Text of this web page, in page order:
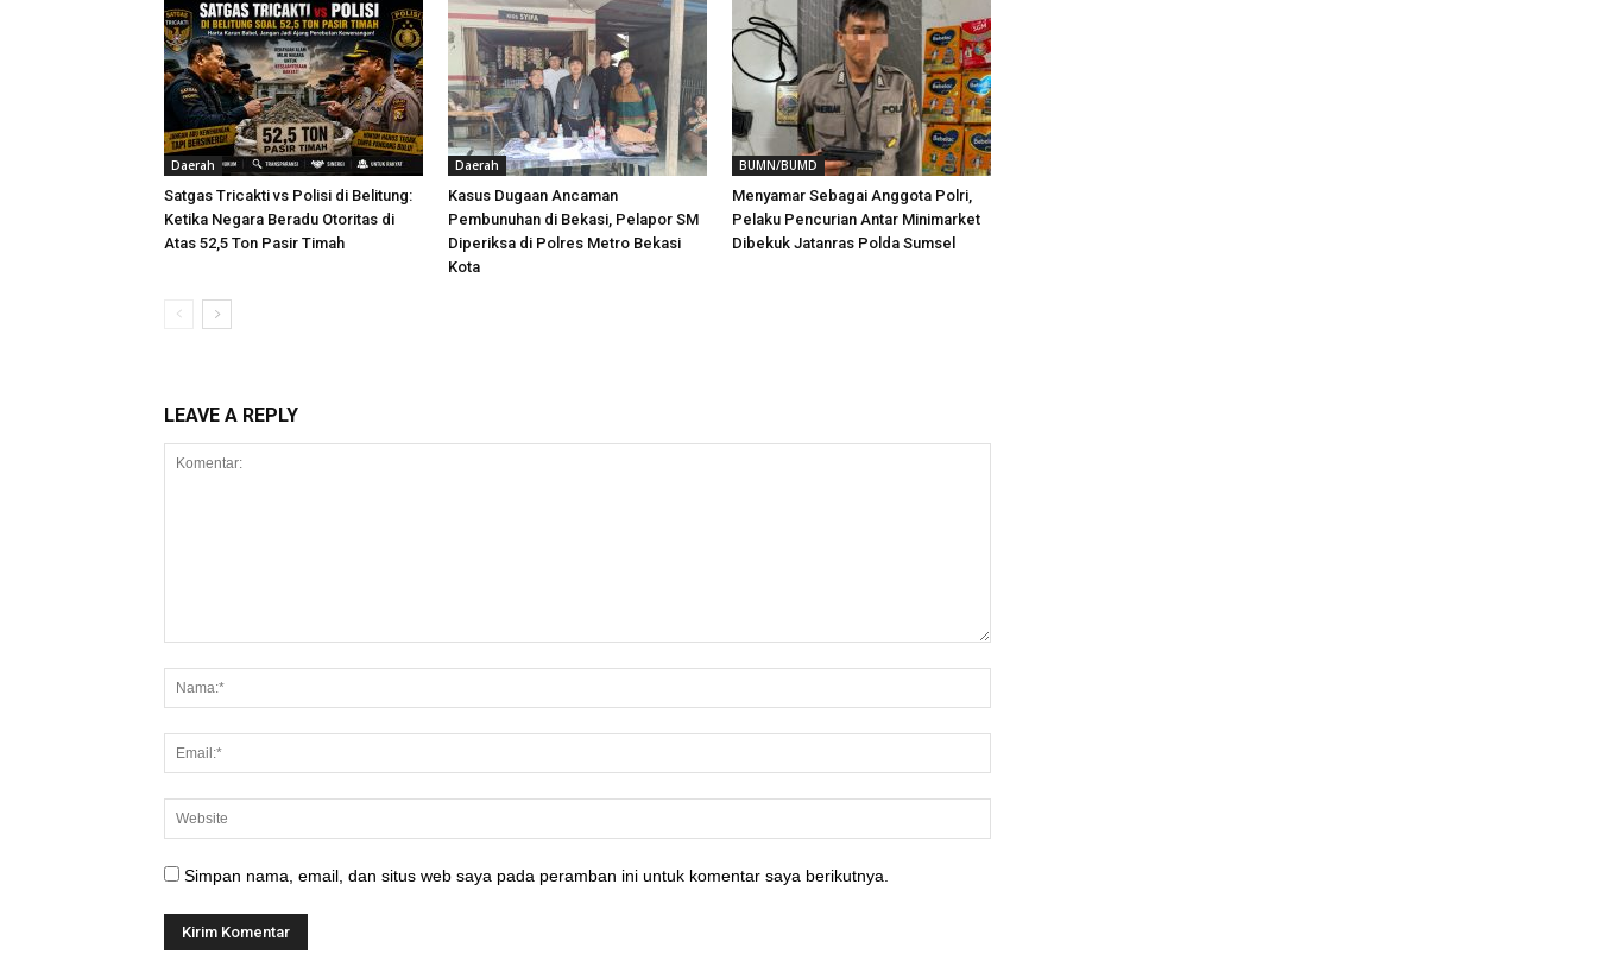
Daerah
Satgas Tricakti vs Polisi di Belitung:
Ketika Negara Beradu Otoritas di
Atas 52,5 Ton Pasir Timah
Daerah
Kasus Dugaan Ancaman
Pembunuhan di Bekasi, Pelapor SM
Diperiksa di Polres Metro Bekasi
Kota
BUMN/BUMD
Menyamar Sebagai Anggota Polri,
Pelaku Pencurian Antar Minimarket
Dibekuk Jatanras Polda Sumsel
LEAVE A REPLY
Simpan nama, email, dan situs web saya pada peramban ini untuk komentar saya berikutnya.